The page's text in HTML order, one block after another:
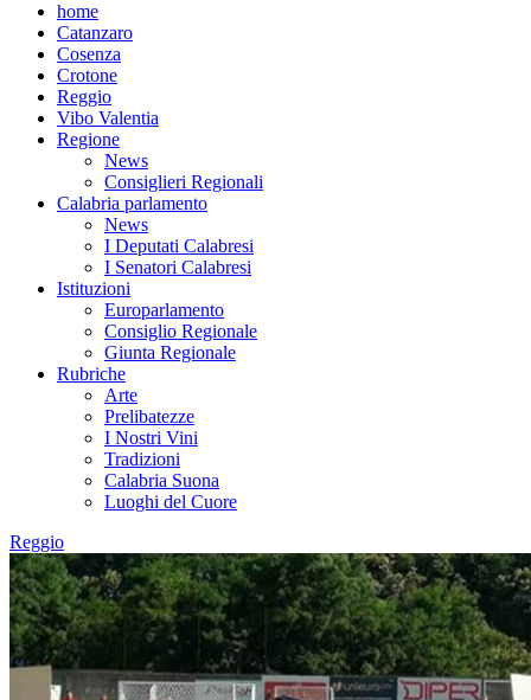
home
Catanzaro
Cosenza
Crotone
Reggio
Vibo Valentia
Regione
News
Consiglieri Regionali
Calabria parlamento
News
I Deputati Calabresi
I Senatori Calabresi
Istituzioni
Europarlamento
Consiglio Regionale
Giunta Regionale
Rubriche
Arte
Prelibatezze
I Nostri Vini
Tradizioni
Calabria Suona
Luoghi del Cuore
Reggio